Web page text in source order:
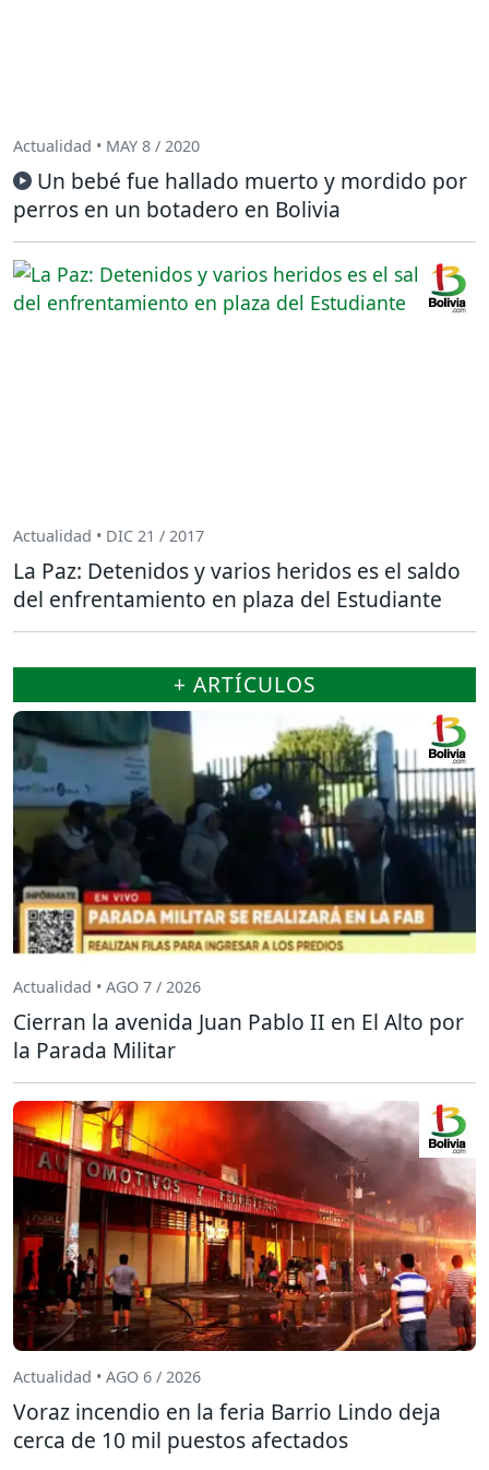
Actualidad • MAY 8 / 2020
Un bebé fue hallado muerto y mordido por
perros en un botadero en Bolivia
Actualidad • DIC 21 / 2017
La Paz: Detenidos y varios heridos es el saldo
del enfrentamiento en plaza del Estudiante
+ ARTÍCULOS
Actualidad • AGO 7 / 2026
Cierran la avenida Juan Pablo II en El Alto por
la Parada Militar
Actualidad • AGO 6 / 2026
Voraz incendio en la feria Barrio Lindo deja
cerca de 10 mil puestos afectados